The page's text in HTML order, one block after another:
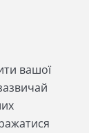
вашої